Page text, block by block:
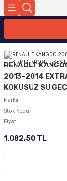
RENAULT
2013-2014
KOKUSUZ SU
Marka
Stok Kodu
Fiyat
1.082,50 TL
-